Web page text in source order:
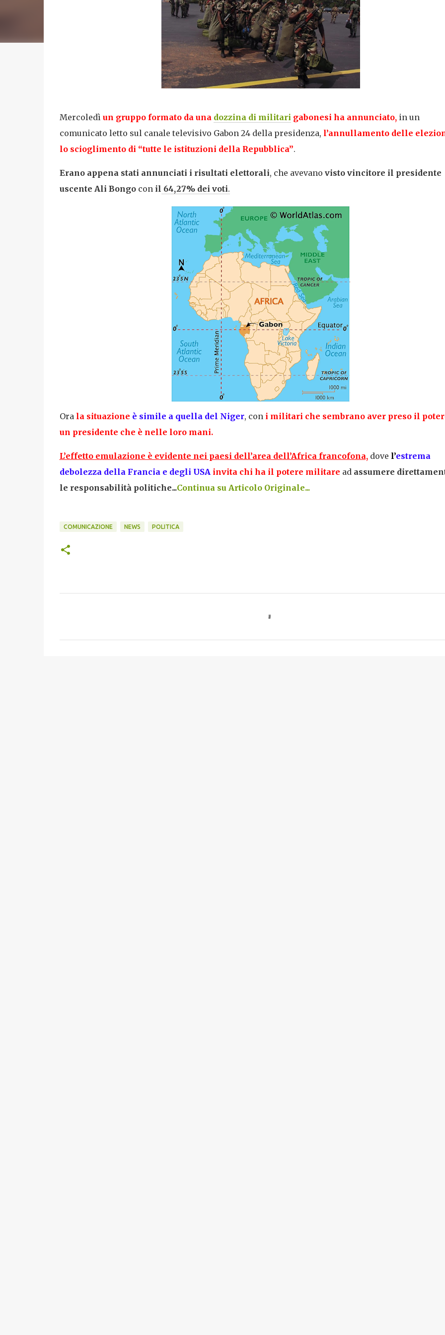
Mercoledì un gruppo formato da una dozzina di militari gabonesi ha annunciato,in un
comunicato letto sul canale televisivo Gabon 24 della presidenza, l’annullamento delle
lo scioglimento di “tutte le istituzioni della Repubblica”.
Erano appena stati annunciati i risultati elettorali, che avevano visto vincitore il presidente
uscente Ali Bongocon il 64,27% dei voti.
Ora la situazione è simile a quella del Niger, con i militari che sembrano aver preso il
un presidente che è nelle loro mani.
L’effetto emulazione è evidente nei paesi dell’area dell’Africa francofona,dove l’estrema
debolezza della Francia e degli USAinvita chi ha il potere militare ad assumere
le responsabilità politiche...Continua su Articolo Originale...
COMUNICAZIONE NEWS POLITICA